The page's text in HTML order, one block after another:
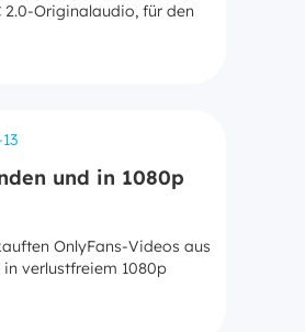
2.0-Originalaudio, für den
und in 1080p
OnlyFans-Videos aus
verlustfreiem 1080p